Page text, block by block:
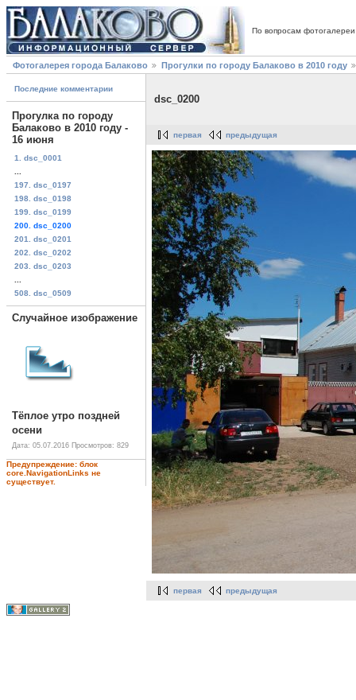
По вопросам
Фотогалерея города Балаково Прогулки по городу Балаково в 2010 году
Последние комментарии
Прогулка по городу
Балаково в 2010 году -
16 июня
1. dsc_0001
197. dsc_0197
198. dsc_0198
199. dsc_0199
200. dsc_0200
201. dsc_0201
202. dsc_0202
203. dsc_0203
508. dsc_0509
Случайное изображение
Тёплое утро поздней
осени
Дата: 05.07.2016 Просмотров: 829
Предупреждение: блок
core.NavigationLinks не
существует.
dsc_0200
первая предыдущая
первая предыдущая